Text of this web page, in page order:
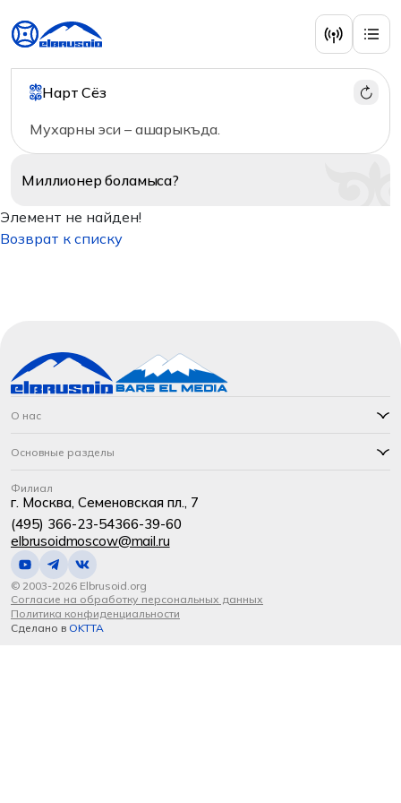
Нарт Сёз
Мухарны эси – ашарыкъда.
Миллионерболамыса?
Элемент не найден!
Возврат к списку
О нас
Основные разделы
Филиал
г. Москва, Семеновская пл., 7
(495) 366-23-54366-39-60
elbrusoidmoscow@mail.ru
© 2003-2026 Elbrusoid.org
Согласие на обработку персональных данных
Политика конфиденциальности
Сделано в OKTTA